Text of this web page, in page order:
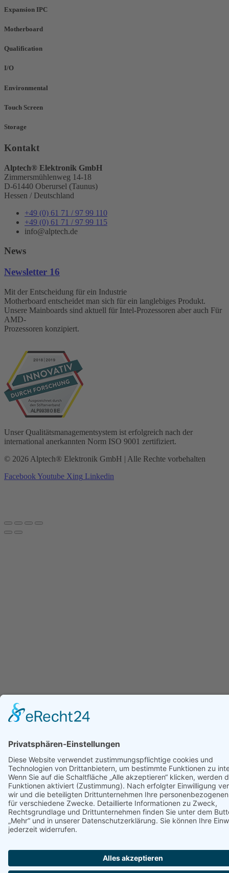
Expansion IPC
Motherboard
Qualification
I/O
Environmental
Touch Screen
Storage
Kontakt
Alptech® Elektronik GmbH
Zimmersmühlenweg 14-18
D-61440 Oberursel (Taunus)
Hessen / Deutschland
+49 (0) 61 71 / 97 99 110
+49 (0) 61 71 / 97 99 115
info@alptech.de
News
Newsletter 16
Mit der Entscheidung für ein Industrie
Motherboard entscheidet man sich für ein langlebiges Produkt.
Unsere Mainboards sind aktuell für Intel-Prozessoren aber auch Für
AMD-
Prozessoren konzipiert.
Unser Qualitätsmanagementsystem ist erfolgreich nach der
international anerkannten Norm ISO 9001 zertifiziert.
© 2026 Alptech® Elektronik GmbH | Alle Rechte vorbehalten
Facebook Youtube Xing Linkedin